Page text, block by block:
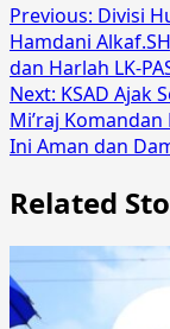
Previous: Divisi
Hamdani
dan Harlah LK-
Next: KSAD Ajak
Mi’raj
Ini Aman dan
Related